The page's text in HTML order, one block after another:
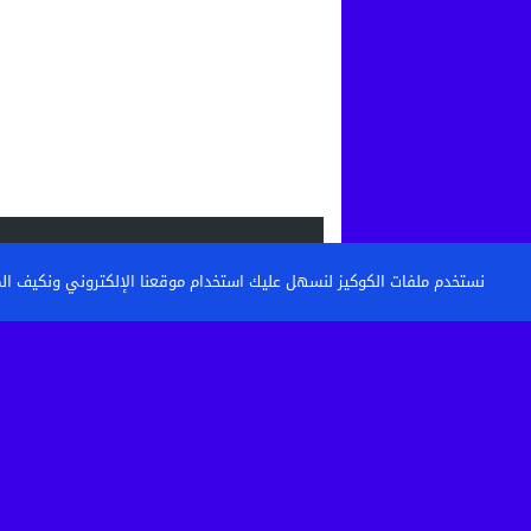
القنيطرة: تكوين حراس الأمن وأعوان
خطوة نحو مستشفى أكثر...
نستخدم ملفات الكوكيز لنسهل عليك استخدام موقعنا الإلكتروني ونكيف